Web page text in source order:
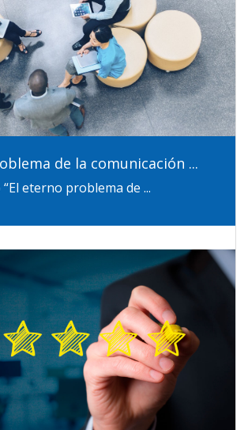
de la comunicación ...
eterno problema de ...